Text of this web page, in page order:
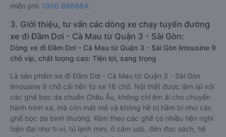
miễn phí: 1900 888684.
3. Giới thiệu, tư vấn các dòng xe chạy tuyến đường
xe đi Đầm Dơi - Cà Mau từ Quận 3 - Sài Gòn:
Dòng xe đi Đầm Dơi - Cà Mau từ Quận 3 - Sài Gòn limousine 9
chỗ vip, chất lượng cao: Tiện lợi, sang trọng
Là sản phẩm xe đi Đầm Dơi - Cà Mau từ Quận 3 - Sài Gòn
limousine 9 chỗ cải tiến từ xe 16 chỗ. Nội thất được làm lại với
các ghế bọc da chuẩn Châu Âu, không chỉ êm ái cho chuyến
hành trình xa, mà còn mát mẻ và không hề bị hầm bí như các
ghế bọc da bình thường. Kèm theo các ghế có nhiều tiện nghi
hiện đại như ti-vi, tủ lạnh mini, ổ cắm usb, đèn đọc sách, hệ